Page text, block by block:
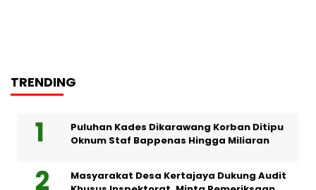
TRENDING
Puluhan Kades Dikarawang Korban Ditipu
Oknum Staf Bappenas Hingga Miliaran
Masyarakat Desa Kertajaya Dukung Audit